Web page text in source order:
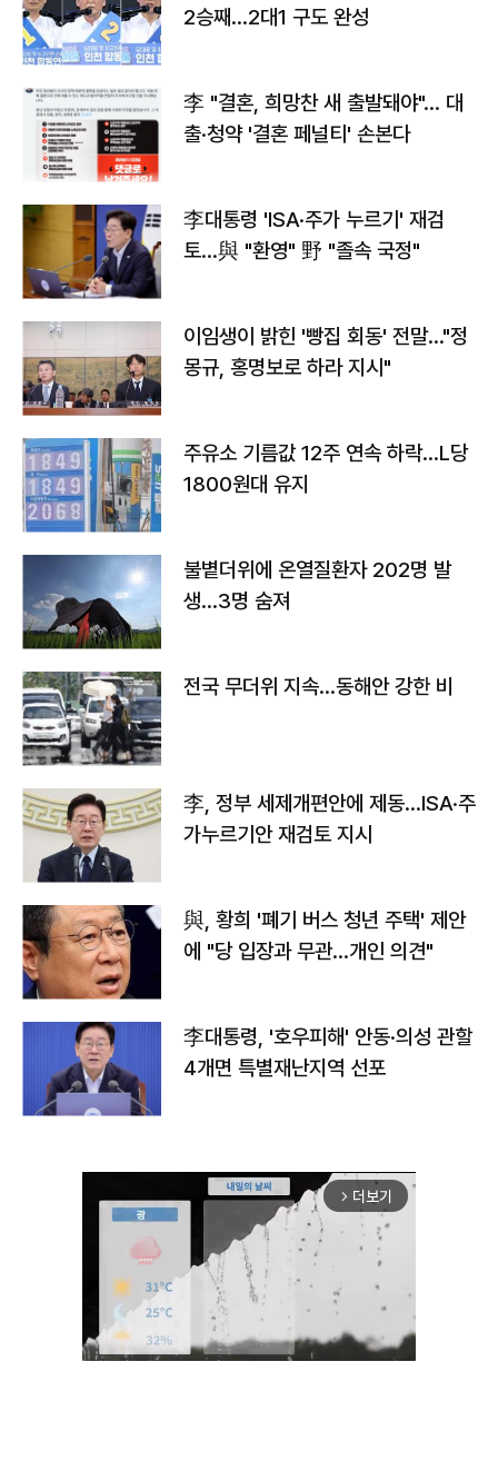
2승째…2대1 구도 완성
李 "결혼, 희망찬 새 출발돼야"… 대
출·청약 '결혼 페널티' 손본다
李대통령 'ISA·주가 누르기' 재검
토…與 "환영" 野 "졸속 국정"
이임생이 밝힌 '빵집 회동' 전말…"정
몽규, 홍명보로 하라 지시"
주유소 기름값 12주 연속 하락…L당
1800원대 유지
불볕더위에 온열질환자 202명 발
생…3명 숨져
전국 무더위 지속…동해안 강한 비
李, 정부 세제개편안에 제동…ISA·주
가누르기안 재검토 지시
與, 황희 '폐기 버스 청년 주택' 제안
에 "당 입장과 무관…개인 의견"
李대통령, '호우피해' 안동·의성 관할
4개면 특별재난지역 선포
arrow_forward_ios 더보기